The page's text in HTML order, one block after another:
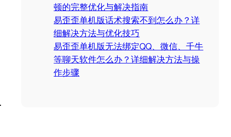
顿的完整优化与解决指南
易歪歪单机版话术搜索不到怎么办？详
细解决方法与优化技巧
易歪歪单机版无法绑定QQ、微信、千牛
等聊天软件怎么办？详细解决方法与操
作步骤